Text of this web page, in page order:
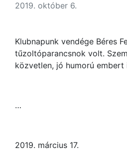
2019. október 6.
Klubnapunk vendége Béres
tűzoltóparancsnok volt.
közvetlen, jó humorú embert
…
2019. március 17.